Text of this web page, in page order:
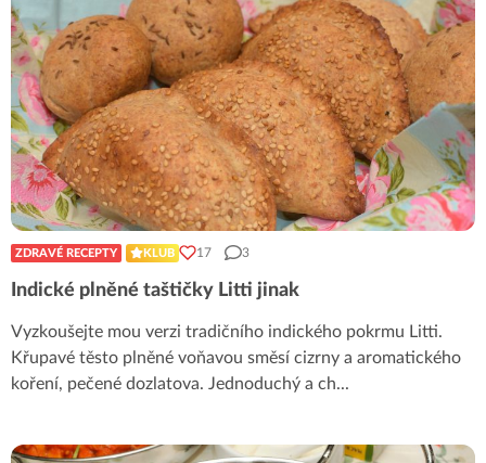
ZDRAVÉ RECEPTY KLUB 17 3
Indické plněné taštičky Litti jinak
Vyzkoušejte mou verzi tradičního indického pokrmu Litti.
Křupavé těsto plněné voňavou směsí cizrny a aromatického
koření, pečené dozlatova. Jednoduchý a ch...